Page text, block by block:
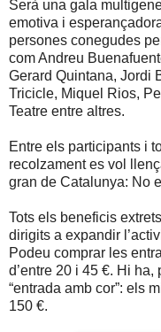
Serà una gala
emotiva i
persones conegudes
com Andreu
Gerard Quintana, Jordi
Tricicle, Miquel Rios,
Teatre entre altres.
Entre els participants i
recolzament es vol
gran de Catalunya: No
Tots els beneficis
dirigits a expandir
Podeu comprar les
d’entre 20 i 45 €. Hi
“entrada amb cor”: els
150 €.